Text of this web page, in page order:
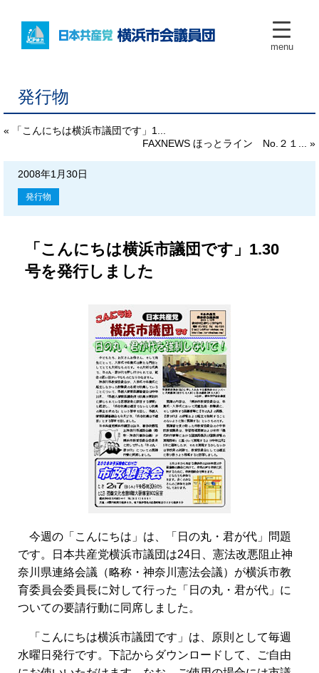
menu
発行物
« 「こんにちは横浜市議団です」1...
FAXNEWS ほっとライン No.２１... »
2008年1月30日
発行物
「こんにちは横浜市議団です」1.30
号を発行しました
今週の「こんにちは」は、「日の丸・君が代」問題
です。日本共産党横浜市議団は24日、憲法改悪阻止神
奈川県連絡会議（略称・神奈川憲法会議）が横浜市教
育委員会委員長に対して行った「日の丸・君が代」に
ついての要請行動に同席しました。
「こんにちは横浜市議団です」は、原則として毎週
水曜日発行です。下記からダウンロードして、ご自由